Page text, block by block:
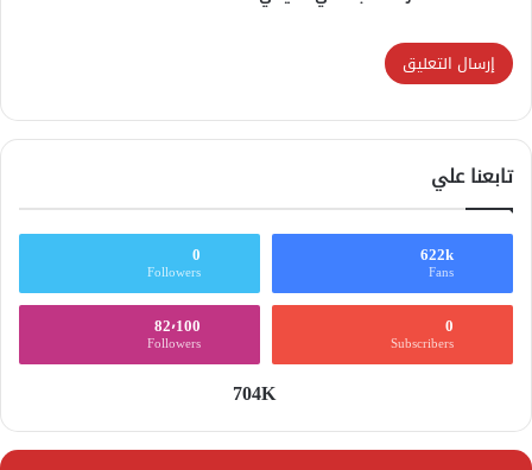
تابعنا علي
622k
Fans
0
Followers
0
Subscribers
82٬100
Followers
704K